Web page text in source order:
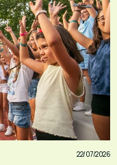
22/07/2026